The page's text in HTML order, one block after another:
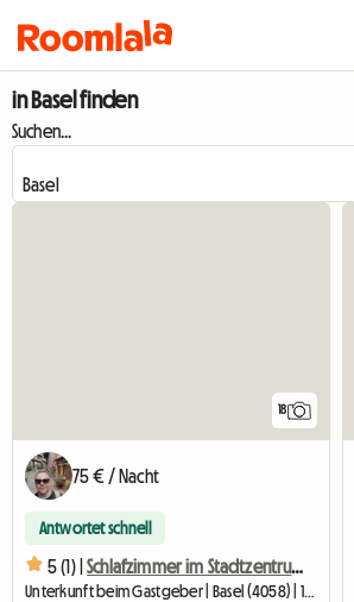
in Basel finden
Suchen...
18
75 € / Nacht
Antwortet schnell
5 (1) | Schlafzimmer im Stadtzentrum direkt am Rhein in Top-Lage
Unterkunft beim Gastgeber | Basel (4058) | 12 M2